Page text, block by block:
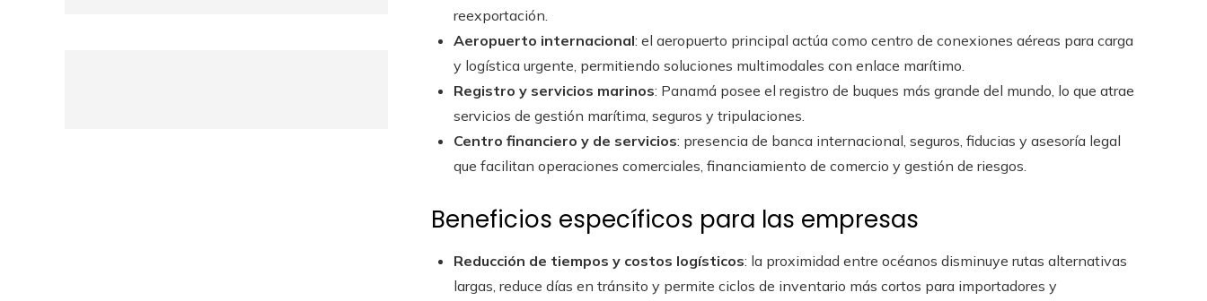
reexportación.
Aeropuerto internacional: el aeropuerto principal actúa como centro de conexiones aéreas para carga
y logística urgente, permitiendo soluciones multimodales con enlace marítimo.
Registro y servicios marinos: Panamá posee el registro de buques más grande del mundo, lo que atrae
servicios de gestión marítima, seguros y tripulaciones.
Centro financiero y de servicios: presencia de banca internacional, seguros, fiducias y asesoría legal
que facilitan operaciones comerciales, financiamiento de comercio y gestión de riesgos.
Beneficios específicos para las empresas
Reducción de tiempos y costos logísticos: la proximidad entre océanos disminuye rutas alternativas
largas, reduce días en tránsito y permite ciclos de inventario más cortos para importadores y